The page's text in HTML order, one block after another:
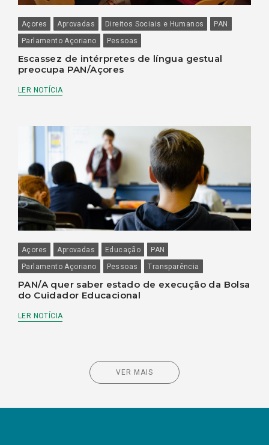
Açores Aprovadas Direitos Sociais e Humanos
PAN
Parlamento Açoriano
Pessoas
Escassez de intérpretes de língua gestual
preocupa PAN/Açores
LER NOTÍCIA
Açores Aprovadas Educação
PAN
Parlamento Açoriano
Pessoas Transparência
PAN/A quer saber estado de execução da Bolsa
do Cuidador Educacional
LER NOTÍCIA
VER MAIS